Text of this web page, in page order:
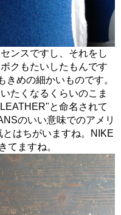
ンスですし、それをし
クもたいしたもんです
めの細かいものです。
たくなるくらいのこま
と命名されて
のいい意味でのアメリ
はちがいますね。NIKE
てますね。